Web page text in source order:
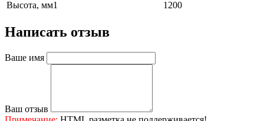
Высота, мм1
1200
Написать отзыв
Ваше имя
Ваш отзыв